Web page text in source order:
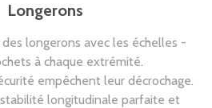
Longerons
des longerons avec les échelles -
à chaque extrémité.
empêchent leur décrochage.
longitudinale parfaite et